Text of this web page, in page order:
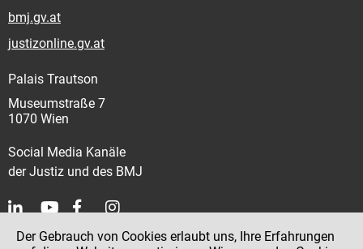
bmj.gv.at
justizonline.gv.at
Palais Trautson
Museumstraße 7
1070 Wien
Social Media Kanäle
der Justiz und des BMJ
Kontakt
Der Gebrauch von Cookies erlaubt uns, Ihre Erfahrungen